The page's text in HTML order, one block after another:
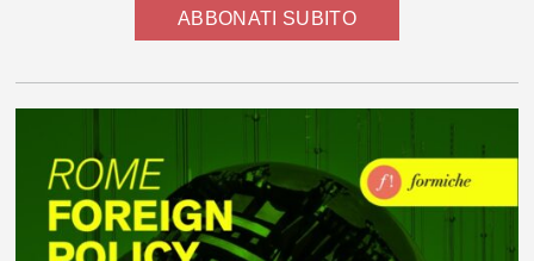
ABBONATI SUBITO